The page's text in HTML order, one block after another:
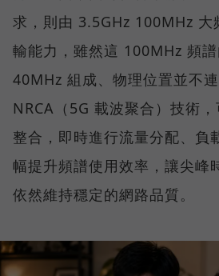
求，則由 3.5GHz 100MHz 大
輸能力，雖然這 100MHz 頻
40MHz 組成、物理位置並不
NRCA（5G 載波聚合）技術
整合，即時進行流量分配、負
幅提升頻譜使用效率，讓尖峰
依然維持穩定的網路品質。